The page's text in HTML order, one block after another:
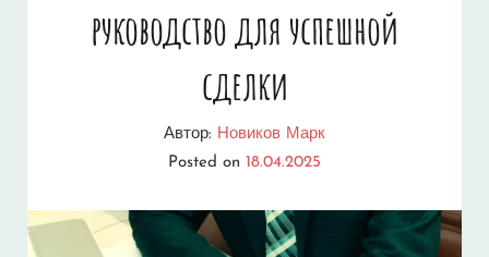
руководство для успешной
сделки
Автор: Новиков Марк
Posted on 18.04.2025